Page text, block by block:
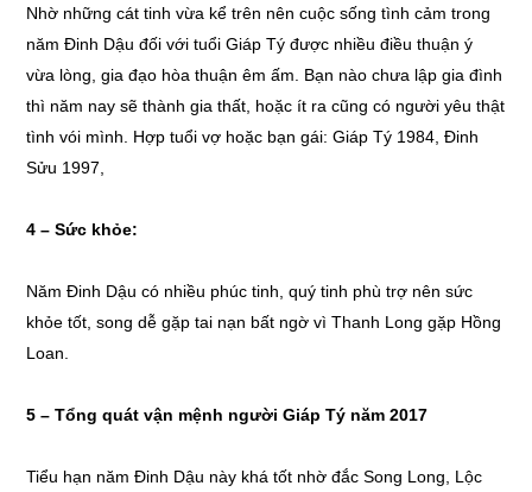
Nhờ những cát tinh vừa kể trên nên cuộc sống tình cảm trong
năm Đinh Dậu đối với tuổi Giáp Tý được nhiều điều thuận ý
vừa lòng, gia đạo hòa thuận êm ấm. Bạn nào chưa lập gia đình
thì năm nay sẽ thành gia thất, hoặc ít ra cũng có người yêu thật
tình vói mình. Hợp tuổi vợ hoặc bạn gái: Giáp Tý 1984, Đinh
Sửu 1997,
4 – Sức khỏe:
Năm Đinh Dậu có nhiều phúc tinh, quý tinh phù trợ nên sức
khỏe tốt, song dễ gặp tai nạn bất ngờ vì Thanh Long gặp Hồng
Loan.
5 – Tổng quát vận mệnh người Giáp Tý năm 2017
Tiểu hạn năm Đinh Dậu này khá tốt nhờ đắc Song Long, Lộc